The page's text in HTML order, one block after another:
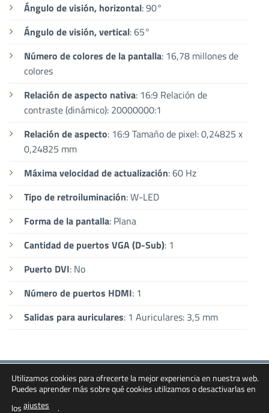
Ángulo de visión, horizontal: 90°
Ángulo de visión, vertical: 65°
Número de colores de la pantalla: 16,78 millones de
colores
Relación de aspecto nativa: 16:9 Relación de
contraste (dinámico): 20000000:1
Relación de aspecto: 16:9 Tamaño de pixel: 0,24825 x
0,24825 mm
Máxima velocidad de actualización: 60 Hz
Tipo de retroiluminación: W-LED
Forma de la pantalla: Plana
Cantidad de puertos VGA (D-Sub): 1
Puerto DVI: No
Número de puertos HDMI: 1
Salidas para auriculares: 1 Auriculares: 3,5 mm
Bank
Transfer
Cash
On
Credit
Card
PayPal
Inicio
Utilizamos cookies para ofrecerte la mejor experiencia en nuestra web.
Puedes aprender más sobre qué cookies utilizamos o desactivarlas en
losajustes .